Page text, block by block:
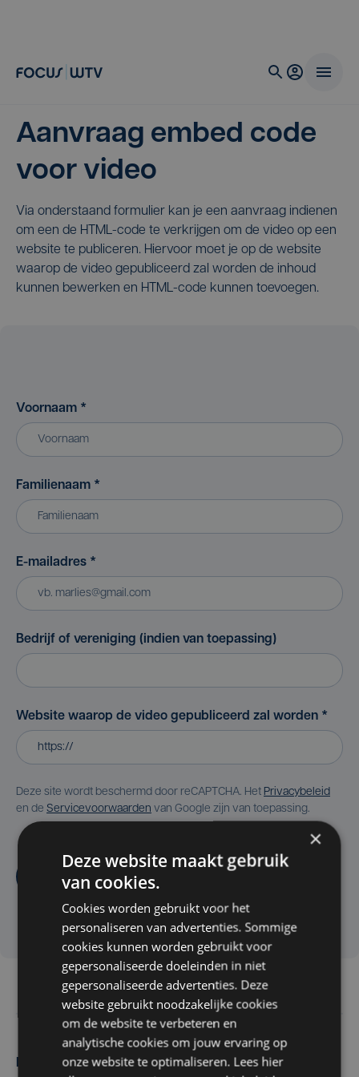
Aanvraag embed code
voor video
Via onderstaand formulier kan je een aanvraag indienen
om een de HTML-code te verkrijgen om de video op een
website te publiceren. Hiervoor moet je op de website
waarop de video gepubliceerd zal worden de inhoud
kunnen bewerken en HTML-code kunnen toevoegen.
Voornaam *
Familienaam *
E-mailadres *
Bedrijf of vereniging (indien van toepassing)
Website waarop de video gepubliceerd zal worden *
Deze site wordt beschermd door reCAPTCHA. Het Privacybeleid
en de Servicevoorwaarden van Google zijn van toepassing.
Aanvragen
Maak zelf het nieuws
×
Deze website maakt gebruik
van cookies.
Cookies worden gebruikt voor het
personaliseren van advertenties. Sommige
cookies kunnen worden gebruikt voor
gepersonaliseerde doeleinden in niet
gepersonaliseerde advertenties. Deze
website gebruikt noodzakelijke cookies
om de website te verbeteren en
analytische cookies om jouw ervaring op
onze website te optimaliseren. Lees hier